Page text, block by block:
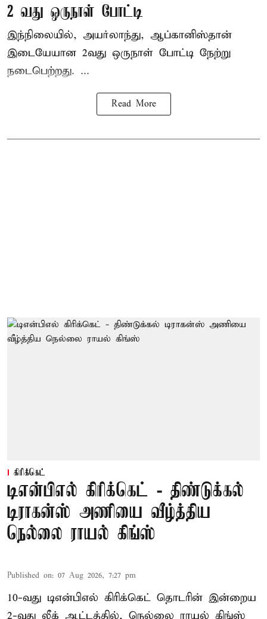
2 வது ஒருநாள் போட்டி
இந்நிலையில், அயர்லாந்து, ஆப்கானிஸ்தான்
இடையேயான 2வது ஒருநாள் போட்டி நேற்று
நடைபெற்றது. ...
Read More
கிரிக்கெட்
டிஎன்பிஎல் கிரிக்கெட் - திண்டுக்கல்
டிராகன்ஸ் அணியை வீழ்த்திய
நெல்லை ராயல் கிங்ஸ்
Published on: 07 Aug 2026, 7:27 pm
10-வது டிஎன்பிஎல் கிரிக்கெட் தொடரின் இன்றைய
2-வது லீக் ஆட்டத்தில், நெல்லை ராயல் கிங்ஸ்